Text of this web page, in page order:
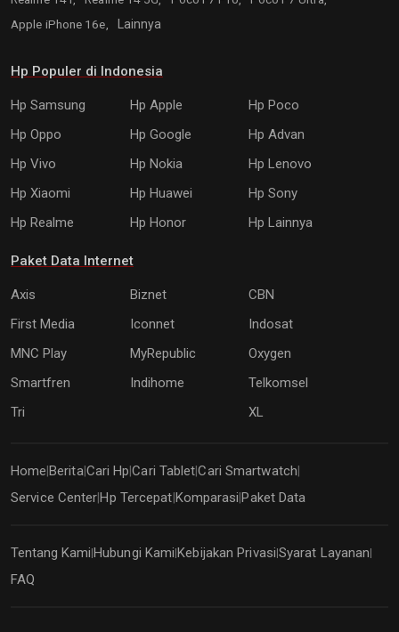
Apple iPhone 16e,
Lainnya
Hp Populer di Indonesia
Hp Samsung Hp Apple
Hp Poco
Hp Oppo
Hp Google
Hp Advan
Hp Vivo
Hp Nokia
Hp Lenovo
Hp Xiaomi
Hp Huawei
Hp Sony
Hp Realme
Hp Honor Hp Lainnya
Paket Data Internet
Axis Biznet
CBN
First Media
Iconnet
Indosat
MNC Play
MyRepublic
Oxygen
Smartfren
Indihome
Telkomsel
Tri
XL
Home BeritaCari Hp |Cari Tablet|Cari Smartwatch
Service Center Hp Tercepat Komparasi Paket Data
Tentang Kami Hubungi Kami Kebijakan Privasi Syarat Layanan
FAQ